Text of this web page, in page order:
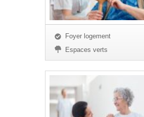
Foyer logement
Espaces verts